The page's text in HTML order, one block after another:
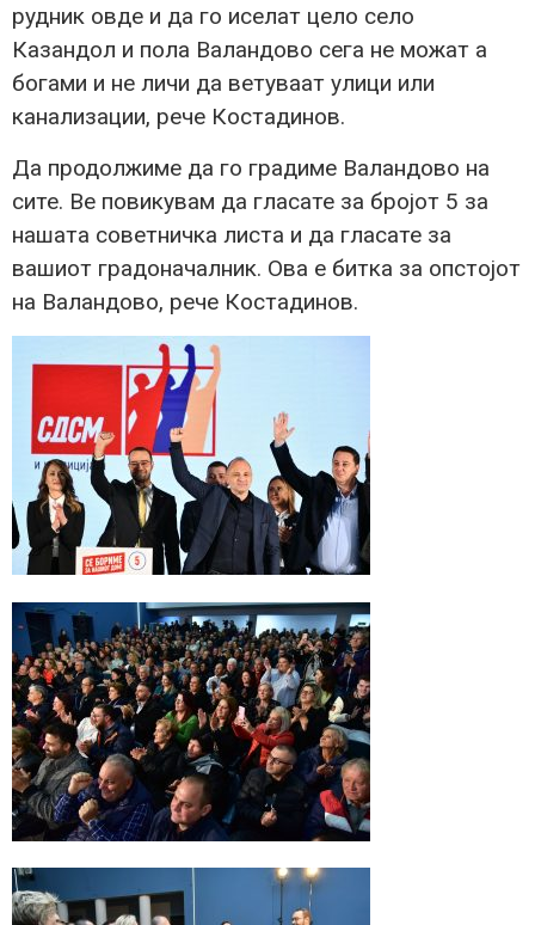
рудник овде и да го иселат цело село
Казандол и пола Валандово сега не можат а
богами и не личи да ветуваат улици или
канализации, рече Костадинов.
Да продолжиме да го градиме Валандово на
сите. Ве повикувам да гласате за бројот 5 за
нашата советничка листа и да гласате за
вашиот градоначалник. Ова е битка за опстојот
на Валандово, рече Костадинов.